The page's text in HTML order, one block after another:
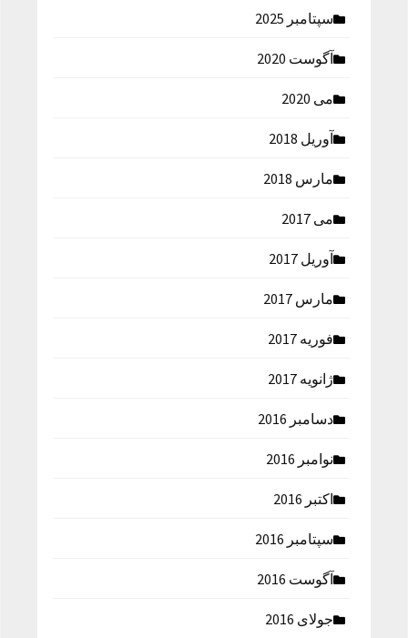
سپتامبر 2025
آگوست 2020
می 2020
آوریل 2018
مارس 2018
می 2017
آوریل 2017
مارس 2017
فوریه 2017
ژانویه 2017
دسامبر 2016
نوامبر 2016
اکتبر 2016
سپتامبر 2016
آگوست 2016
جولای 2016